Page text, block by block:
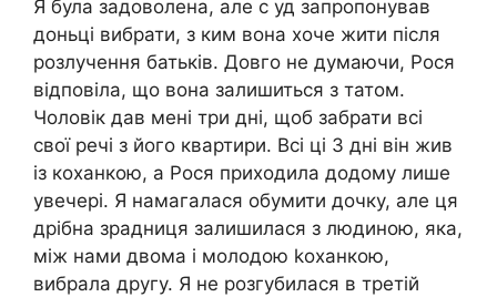
Я була задоволена, але с уд запропонував
доньці вибрати, з ким вона хоче жити після
розлучення батьків. Довго не думаючи, Рося
відповіла, що вона залишиться з татом.
Чоловік дав мені три дні, щоб забрати всі
свої речі з його квартири. Всі ці 3 дні він жив
із коханкою, а Рося приходила додому лише
увечері. Я намагалася обумити дочку, але ця
дрібна зрадниця залишилася з людиною, яка,
між нами двома і молодою kоханкою,
вибрала другу. Я не розгубилася в третій